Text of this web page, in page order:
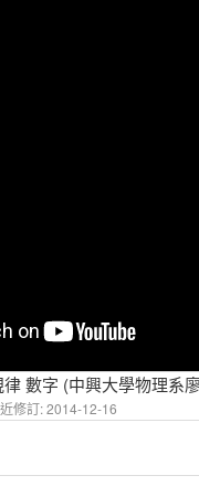
數字 (中興大學物理系
修訂: 2014-12-16